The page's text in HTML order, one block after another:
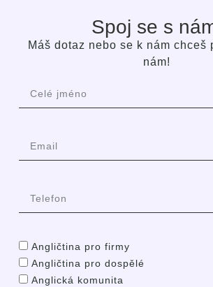
Spoj se s
Máš dotaz nebo se k nám chceš
nám!
Angličtina pro firmy
Angličtina pro dospělé
Anglická komunita